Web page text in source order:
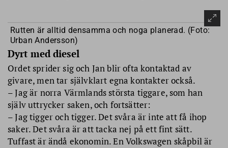
Rutten är alltid densamma och noga planerad. (Foto:
Urban Andersson)
Dyrt med diesel
Ordet sprider sig och Jan blir ofta kontaktad av
givare, men tar självklart egna kontakter också.
– Jag är norra Värmlands största tiggare, som han
själv uttrycker saken, och fortsätter:
– Jag tigger och tigger. Det svåra är inte att få ihop
saker. Det svåra är att tacka nej på ett fint sätt.
Tuffast är ändå ekonomin. En Volkswagen skåpbil är